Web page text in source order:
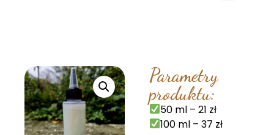
Parametry
produktu:
50 ml – 21 zł
100 ml – 37 zł